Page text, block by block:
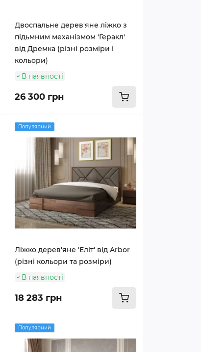
Двоспальне дерев'яне ліжко з
підьмним механізмом 'Геракл'
від Дремка (різні розміри і
кольори)
В наявності
26 300 грн
Популярний
Ліжко дерев'яне 'Еліт' від Arbor
(різні кольори та розміри)
В наявності
18 283 грн
Популярний